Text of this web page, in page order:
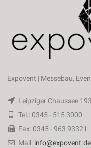
Expovent | Messebau,
Leipziger Chaussee
Tel.: 0345 - 515 3000
Fax: 0345 - 963 93321
Mail: info@expovent.de